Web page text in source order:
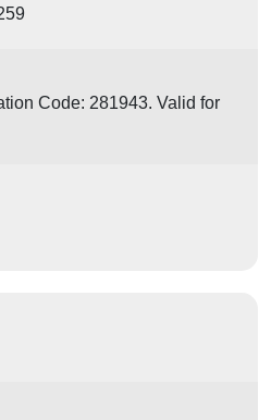
Code: 281943. Valid for